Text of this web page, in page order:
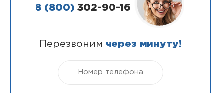
8 (800) 302-90-16
Перезвоним через минуту!